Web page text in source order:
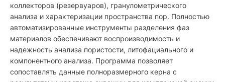
коллекторов (резервуаров), гранулометрического
анализа и характеризации пространства пор. Полностью
автоматизированные инструменты разделения фаз
материалов обеспечивают воспроизводимость и
надежность анализа пористости, литофациального и
компонентного анализа. Программа позволяет
сопоставлять данные полноразмерного керна с